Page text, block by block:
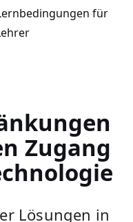
für
Zugang
Lösungen in⁢